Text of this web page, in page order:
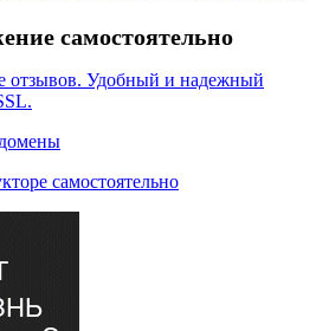
самостоятельно
отзывов. Удобный и надежный
самостоятельно